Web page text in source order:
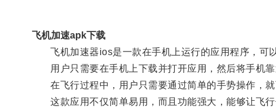
飞机加速apk下载
飞机加速器ios是一款在手机上运行的应用程序，可以
用户只需要在手机上下载并打开应用，然后将手机靠
在飞行过程中，用户只需要通过简单的手势操作，就
这款应用不仅简单易用，而且功能强大，能够让飞行